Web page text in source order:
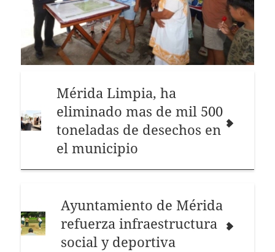
Mérida Limpia, ha
eliminado mas de mil 500
toneladas de desechos en
el municipio
Ayuntamiento de Mérida
refuerza infraestructura
social y deportiva